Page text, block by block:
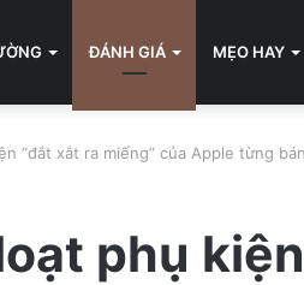
ĐÁNH GIÁ MẸO HAY
“đắt xắt ra miếng” của Apple từng
phụ